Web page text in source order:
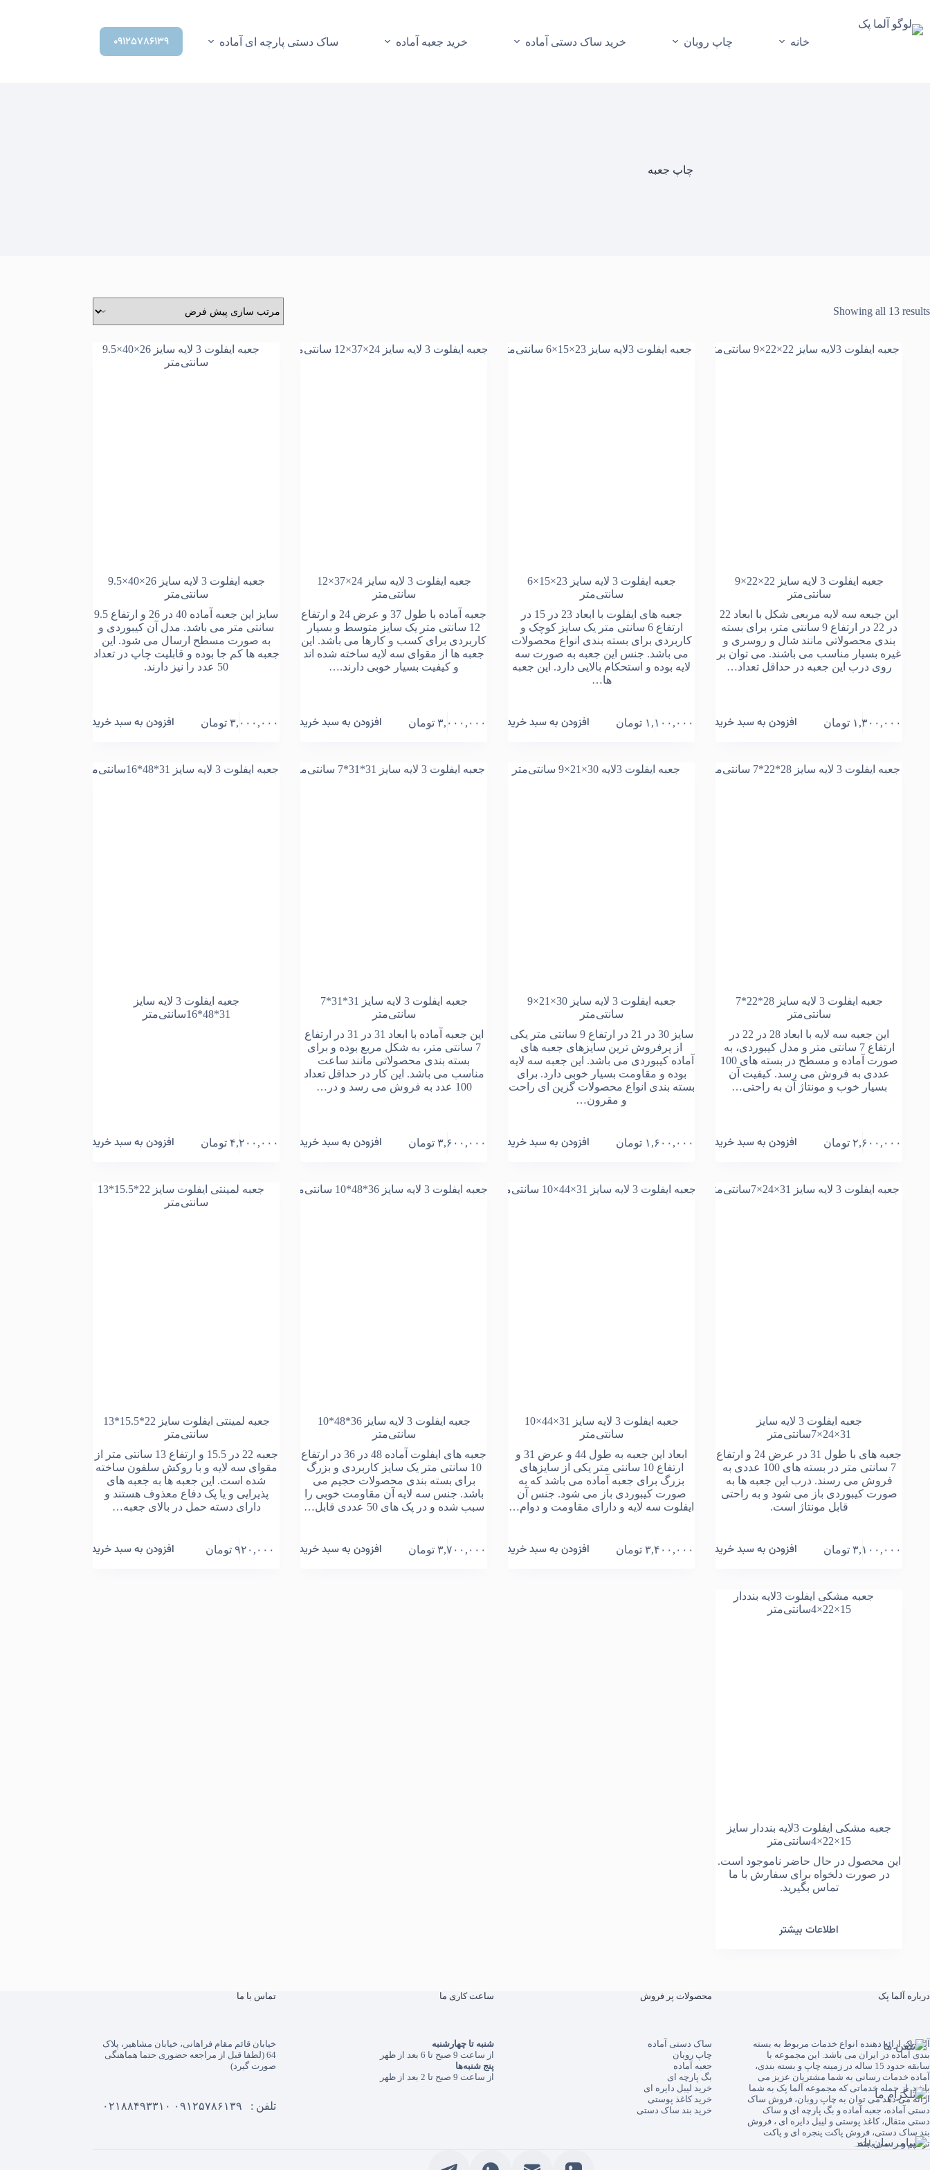
محتوا
خانه چاپ روبان خرید ساک دستی آماده خرید جعبه آماده ساک دستی پارچه ای آماده ۰۹۱۲۵۷۸۶۱۳۹
چاپ جعبه
Showing all 13 results
جعبه ایفلوت 3 لایه سایز 22×22×9
سانتی‌متر
این جبعه سه لایه مربعی شکل با ابعاد 22
در 22 در ارتفاع 9 سانتی متر، برای بسته
بندی محصولاتی مانند شال و روسری و
غیره بسیار مناسب می باشند. می توان بر
روی درب این جعبه در حداقل تعداد…
۱,۳۰۰,۰۰۰ تومان افزودن به سبد خرید
جعبه ایفلوت 3 لایه سایز 23×15×6
سانتی‌متر
جعبه های ایفلوت با ابعاد 23 در 15 در
ارتفاع 6 سانتی متر یک سایز کوچک و
کاربردی برای بسته بندی انواع محصولات
می باشد. جنس این جعبه به صورت سه
لایه بوده و استحکام بالایی دارد. این جعبه
ها…
۱,۱۰۰,۰۰۰ تومان افزودن به سبد خرید
جعبه ایفلوت 3 لایه سایز 24×37×12
سانتی‌متر
جعبه آماده با طول 37 و عرض 24 و ارتفاع
12 سانتی متر یک سایز متوسط و بسیار
کاربردی برای کسب و کارها می باشد. این
جعبه ها از مقوای سه لایه ساخته شده اند
و کیفیت بسیار خوبی دارند.…
۳,۰۰۰,۰۰۰ تومان افزودن به سبد خرید
جعبه ایفلوت 3 لایه سایز 26×40×9.5
سانتی‌متر
سایز این جعبه آماده 40 در 26 و ارتفاع 9.5
سانتی متر می باشد. مدل آن کیبوردی و
به صورت مسطح ارسال می شود. این
جعبه ها کم جا بوده و قابلیت چاپ در تعداد
50 عدد را نیز دارند.
۳,۰۰۰,۰۰۰ تومان افزودن به سبد خرید
جعبه ایفلوت 3 لایه سایز 28*22*7
سانتی‌متر
این جعبه سه لایه با ابعاد 28 در 22 در
ارتفاع 7 سانتی متر و مدل کیبوردی، به
صورت آماده و مسطح در بسته های 100
عددی به فروش می رسد. کیفیت آن
بسیار خوب و مونتاژ آن به راحتی…
۲,۶۰۰,۰۰۰ تومان افزودن به سبد خرید
جعبه ایفلوت 3 لایه سایز 30×21×9
سانتی‌متر
سایز 30 در 21 در ارتفاع 9 سانتی متر یکی
از پرفروش ترین سایزهای جعبه های
آماده کیبوردی می باشد. این جعبه سه لایه
بوده و مقاومت بسیار خوبی دارد. برای
بسته بندی انواع محصولات گزین ای راحت
و مقرون…
۱,۶۰۰,۰۰۰ تومان افزودن به سبد خرید
جعبه ایفلوت 3 لایه سایز 31*31*7
سانتی‌متر
این جعبه آماده با ابعاد 31 در 31 در ارتفاع
7 سانتی متر، به شکل مربع بوده و برای
بسته بندی محصولاتی مانند ساعت
مناسب می باشد. این کار در حداقل تعداد
100 عدد به فروش می رسد و در…
۳,۶۰۰,۰۰۰ تومان افزودن به سبد خرید
جعبه ایفلوت 3 لایه سایز
31*48*16سانتی‌متر
۴,۲۰۰,۰۰۰ تومان افزودن به سبد خرید
جعبه ایفلوت 3 لایه سایز
31×24×7سانتی‌متر
جعبه های با طول 31 در عرض 24 و ارتفاع
7 سانتی متر در بسته های 100 عددی به
فروش می رسند. درب این جعبه ها به
صورت کیبوردی باز می شود و به راحتی
قابل مونتاژ است.
۳,۱۰۰,۰۰۰ تومان افزودن به سبد خرید
جعبه ایفلوت 3 لایه سایز 31×44×10
سانتی‌متر
ابعاد این جعبه به طول 44 و عرض 31 و
ارتفاع 10 سانتی متر یکی از سایزهای
بزرگ برای جعبه آماده می باشد که به
صورت کیبوردی باز می شود. جنس آن
ایفلوت سه لایه و دارای مقاومت و دوام…
۳,۴۰۰,۰۰۰ تومان افزودن به سبد خرید
جعبه ایفلوت 3 لایه سایز 36*48*10
سانتی‌متر
جعبه های ایفلوت آماده 48 در 36 در ارتفاع
10 سانتی متر یک سایز کاربردی و بزرگ
برای بسته بندی محصولات حجیم می
باشد. جنس سه لایه آن مقاومت خوبی را
سبب شده و در پک های 50 عددی قابل…
۳,۷۰۰,۰۰۰ تومان افزودن به سبد خرید
جعبه لمینتی ایفلوت سایز 22*15.5*13
سانتی‌متر
جعبه 22 در 15.5 و ارتفاع 13 سانتی متر از
مقوای سه لایه و با روکش سلفون ساخته
شده است. این جعبه ها به جعبه های
پذیرایی و یا پک دفاع معذوف هستند و
دارای دسته حمل در بالای جعبه…
۹۲۰,۰۰۰ تومان افزودن به سبد خرید
جعبه مشکی ایفلوت 3لایه بنددار سایز
15×22×4سانتی‌متر
این محصول در حال حاضر ناموجود است.
در صورت دلخواه برای سفارش با ما
تماس بگیرید.
اطلاعات بیشتر
درباره آلما پک
آلما پکارائه دهنده انواع خدمات مربوط به بسته
بندی آماده در ایران می باشد. این مجموعه با
سابقه حدود 15 ساله در زمینه چاپ و بسته بندی،
آماده خدمات رسانی به شما مشتریان عزیز می
باشد. از جمله خدماتی که مجموعه آلما پک به شما
ارائه می دهد می توان به چاپ روبان، فروش ساک
دستی آماده، جعبه آماده و بگ پارچه ای و ساک
دستی متقال،کاغذ پوستی و لیبل دایره ای ، فروش
بند ساک دستی، فروش پاکت پنجره ای و پاکت
ترحیمو … می باشد.
محصولات پر فروش
ساک دستی آماده
چاپ روبان
جعبه آماده
بگ پارچه ای
خرید لیبل دایره ای
خرید کاغذ پوستی
خرید بند ساک دستی
ساعت کاری ما
شنبه تا چهارشنبه
از ساعت 9 صبح تا 6 بعد از ظهر
پنج شنبه‌ها
از ساعت 9 صبح تا 2 بعد از ظهر
تماس با ما
خیابان قائم مقام فراهانی، خیابان مشاهیر، پلاک
64 (لطفا قبل از مراجعه حضوری حتما هماهنگی
صورت گیرد)
تلفن : ۰۹۱۲۵۷۸۶۱۳۹